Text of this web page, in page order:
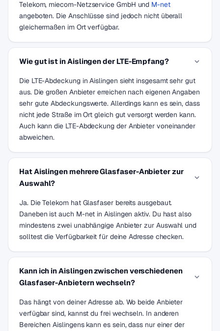
Telekom, miecom-Netzservice GmbH und M-net
angeboten. Die Anschlüsse sind jedoch nicht überall
gleichermaßen im Ort verfügbar.
Wie gut ist in Aislingen der LTE-Empfang?
Die LTE-Abdeckung in Aislingen sieht insgesamt sehr gut
aus. Die großen Anbieter erreichen nach eigenen Angaben
sehr gute Abdeckungswerte. Allerdings kann es sein, dass
nicht jede Straße im Ort gleich gut versorgt werden kann.
Auch kann die LTE-Abdeckung der Anbieter voneinander
abweichen.
Hat Aislingen mehrere Glasfaser-Anbieter zur
Auswahl?
Ja. Die Telekom hat Glasfaser bereits ausgebaut.
Daneben ist auch M-net in Aislingen aktiv. Du hast also
mindestens zwei unabhängige Anbieter zur Auswahl und
solltest die Verfügbarkeit für deine Adresse checken.
Kann ich in Aislingen zwischen verschiedenen
Glasfaser-Anbietern wechseln?
Das hängt von deiner Adresse ab. Wo beide Anbieter
verfügbar sind, kannst du frei wechseln. In anderen
Bereichen Aislingens kann es sein, dass nur einer der